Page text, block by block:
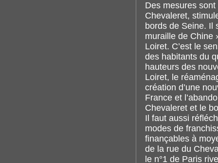
Des mesures
Chevaleret,
bords de Seine. Il
muraille de Chine
Loiret. C’est le
des habitants du
hauteurs des
Loiret, le
création d’une
France et
Chevaleret et le
Il faut aussi
modes de
finançables à
de la rue du
le n°1 de Paris